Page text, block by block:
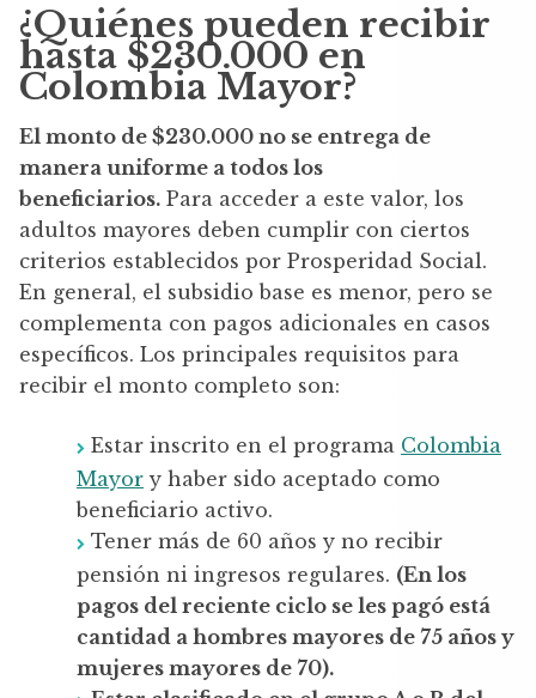
¿Quiénes pueden recibir
hasta $230.000 en
Colombia Mayor?
El monto de $230.000 no se entrega de
manera uniforme a todos los
beneficiarios. Para acceder a este valor, los
adultos mayores deben cumplir con ciertos
criterios establecidos por Prosperidad Social.
En general, el subsidio base es menor, pero se
complementa con pagos adicionales en casos
específicos. Los principales requisitos para
recibir el monto completo son:
Estar inscrito en el programa Colombia
Mayor y haber sido aceptado como
beneficiario activo.
Tener más de 60 años y no recibir
pensión ni ingresos regulares. (En los
pagos del reciente ciclo se les pagó está
cantidad a hombres mayores de 75 años y
mujeres mayores de 70).